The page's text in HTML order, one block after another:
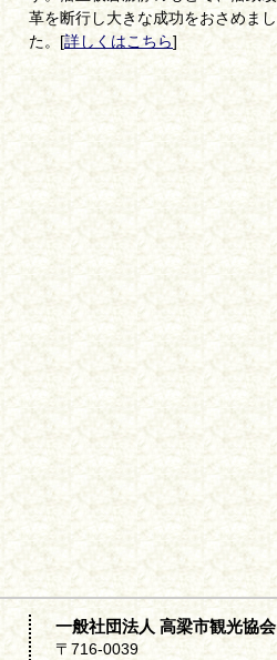
革を断行し大きな成功をおさめまし
た。[詳しくはこちら]
一般社団法人 高梁市観光協会
〒716-0039